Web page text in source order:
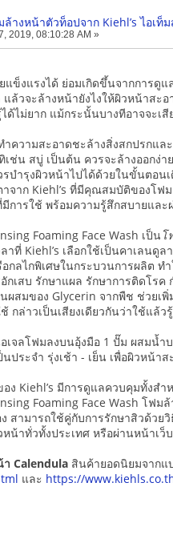
างหน้าตัวท็อปจาก Kiehl’s ไอเ
2019, 08:10:28 AM »
แข็งแรงได้ ย่อมเกิดขึ้นจากการ
แล้วจะล้างหน้ายังไงให้ผิวหน้าส
ด้ไม่ยาก แม้กระนั้นบางทีอาจจะเ
ำความสะอาดชะล้างสิ่งสกปรกแ
ช่น สบู่ เป็นต้น ควรจะล้างออกง่
ำรุงผิวหน้าไปได้ด้วยในขั้นตอน
จาก Kiehl’s ที่มีคุณสมบัติของโฟ
การใช้ พร้อมความรู้สึกสบายและ
Foaming Face Wash เป็นโ
ที่ Kiehl’s เลือกใช้เป็นคาเลนดู
กลไกพิเศษในกระบวนการผลิต
เสบ รักษาแผล รักษาการติดโร
ผสมของ Glycerin จากพืช ช่วยเ
กล่าวเป็นเสียงเดียวกันว่าใช้แ
เจลโฟมลงบนอุ้งมือ 1 ปั๊ม ผสมน้ำ
นประจำ รุ่งเช้า - เย็น เพื่อผิวหน้
ง Kiehl’s มีการดูแลควบคุมทั้งส
Foaming Face Wash โ
ง สามารถใช้คู่กับการรักษาสิวด้ว
าทั่วทั้งประเทศ หรือผ่านหน้าเว็
า Calendula สินค้ายอดนิยมจากแ
และ https://